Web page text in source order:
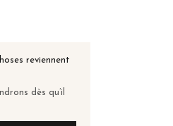
reviennent
dès qu’il